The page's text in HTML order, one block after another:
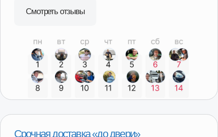
В случае необходимости возврата или обмена товара,
возврата денег или получения замены. Возврат можно
произвести в наших магазинах в любом регионе
нашего присутствия и сразу получить деньги или
замену товара.